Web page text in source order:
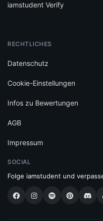
iamstudent Verify
RECHTLICHES
Datenschutz
Cookie-Einstellungen
Infos zu Bewertungen
AGB
Impressum
SOCIAL
Folge iamstudent und